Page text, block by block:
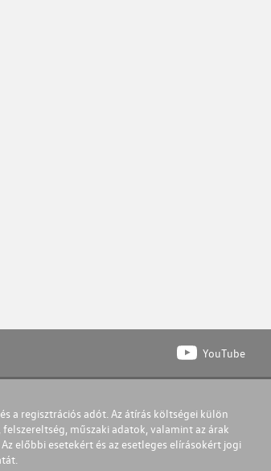
YouTube
a regisztrációs adót. Az átírás költségei külön
műszaki adatok, valamint az árak
előbbi esetekért és az esetleges elírásokért jogi